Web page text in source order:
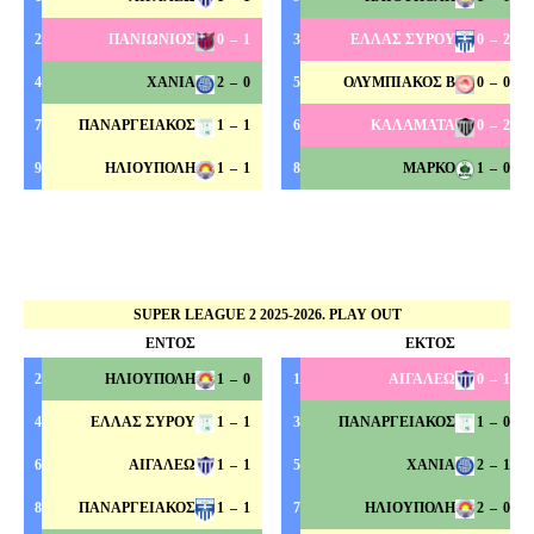
2 ΠΑΝΙΩΝΙΟΣ 0 – 1 3 ΕΛΛΑΣ ΣΥΡΟΥ 0 – 2
4 ΧΑΝΙΑ 2 – 0 5 ΟΛΥΜΠΙΑΚΟΣ Β 0 – 0
7 ΠΑΝΑΡΓΕΙΑΚΟΣ 1 – 1 6 ΚΑΛΑΜΑΤΑ 0 – 2
9 ΗΛΙΟΥΠΟΛΗ 1 – 1 8 ΜΑΡΚΟ 1 – 0
SUPER LEAGUE 2 2025-2026. PLAY OUT
ΕΝΤΟΣ
ΕΚΤΟΣ
2 ΗΛΙΟΥΠΟΛΗ 1 – 0 1 ΑΙΓΑΛΕΩ 0 – 1
4 ΕΛΛΑΣ ΣΥΡΟΥ 1 – 1 3 ΠΑΝΑΡΓΕΙΑΚΟΣ 1 – 0
6 ΑΙΓΑΛΕΩ 1 – 1 5 ΧΑΝΙΑ 2 – 1
8 ΠΑΝΑΡΓΕΙΑΚΟΣ 1 – 1 7 ΗΛΙΟΥΠΟΛΗ 2 – 0